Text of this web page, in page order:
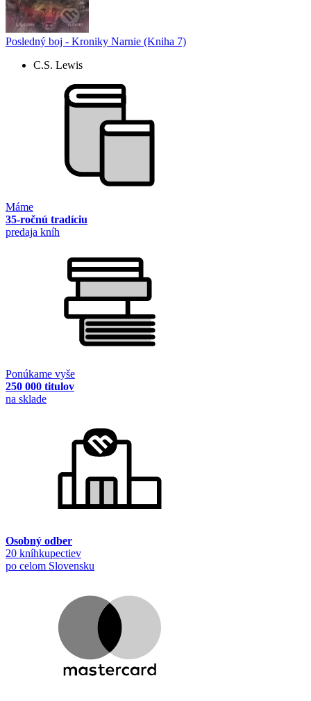
Posledný boj - Kroniky Narnie (Kniha 7)
C.S. Lewis
Máme
35-ročnú tradíciu
predaja kníh
Ponúkame vyše
250 000 titulov
na sklade
Osobný odber
20 kníhkupectiev
po celom Slovensku